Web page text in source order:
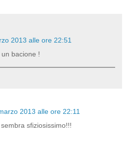
2013 alle ore 22:51
bacione !
2013 alle ore 22:11
sfiziosissimo!!!